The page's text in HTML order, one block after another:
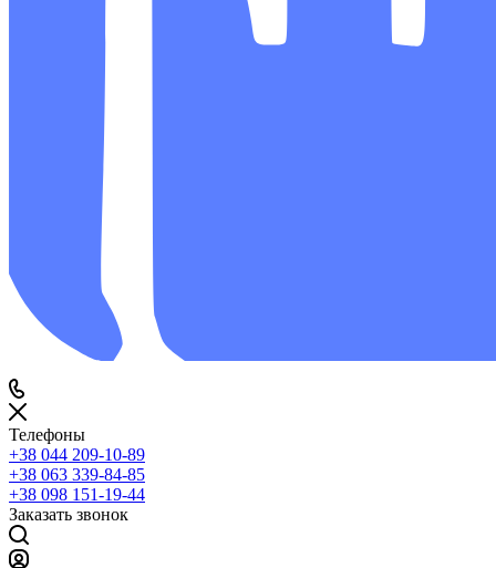
Телефоны
+38 044 209-10-89
+38 063 339-84-85
+38 098 151-19-44
Заказать звонок